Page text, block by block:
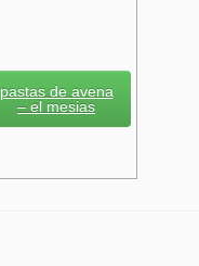
pastas de avena
– el mesias